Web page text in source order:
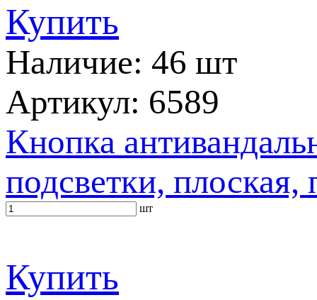
Купить
Наличие: 46 шт
Артикул: 6589
Кнопка
подсветки, плоская,
шт
Купить